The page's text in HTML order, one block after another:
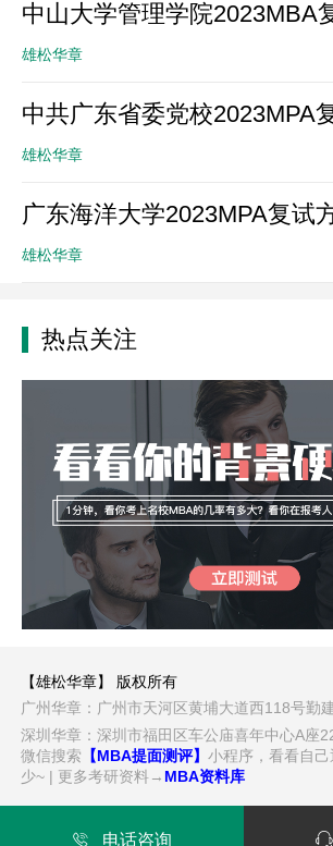
中山大学管理学院2023MBA
雄松华章
中共广东省委党校2023MPA
雄松华章
广东海洋大学2023MPA复试
雄松华章
热点关注
【雄松华章】 版权所有
广州华章：广州市天河区黄埔大道西118号勤
深圳华章：深圳市福田区车公庙喜年中心A座
微信搜索 【MBA提面测评】小程序，看看自
少~ | 更多考研资料→ MBA资料库
 电话咨询 